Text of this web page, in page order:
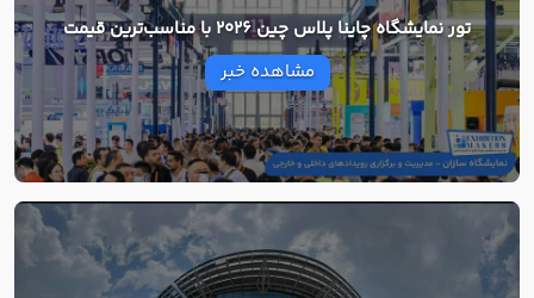
تور نمایشگاه چاینا پلاس چین 2026 با مناسب‌ترین قیمت
مشاهده خبر